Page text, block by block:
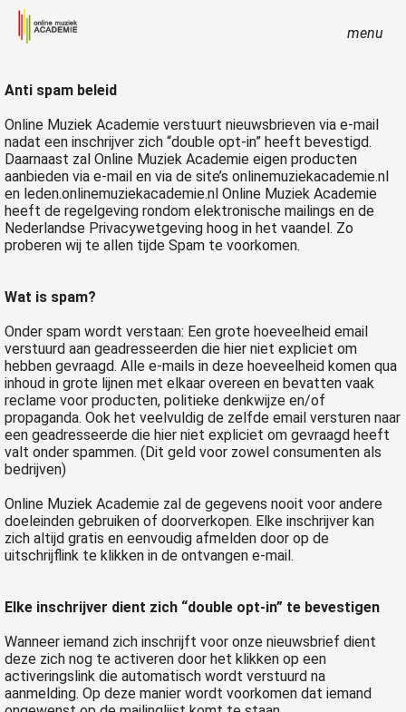
menu
Anti spam beleid
Online Muziek Academie verstuurt nieuwsbrieven via e-mail
nadat een inschrijver zich “double opt-in” heeft bevestigd.
Daarnaast zal Online Muziek Academie eigen producten
aanbieden via e-mail en via de site’s onlinemuziekacademie.nl
en leden.onlinemuziekacademie.nl Online Muziek Academie
heeft de regelgeving rondom elektronische mailings en de
Nederlandse Privacywetgeving hoog in het vaandel. Zo
proberen wij te allen tijde Spam te voorkomen.
Wat is spam?
Onder spam wordt verstaan: Een grote hoeveelheid email
verstuurd aan geadresseerden die hier niet expliciet om
hebben gevraagd. Alle e-mails in deze hoeveelheid komen qua
inhoud in grote lijnen met elkaar overeen en bevatten vaak
reclame voor producten, politieke denkwijze en/of
propaganda. Ook het veelvuldig de zelfde email versturen naar
een geadresseerde die hier niet expliciet om gevraagd heeft
valt onder spammen. (Dit geld voor zowel consumenten als
bedrijven)
Online Muziek Academie zal de gegevens nooit voor andere
doeleinden gebruiken of doorverkopen. Elke inschrijver kan
zich altijd gratis en eenvoudig afmelden door op de
uitschrijflink te klikken in de ontvangen e-mail.
Elke inschrijver dient zich “double opt-in” te bevestigen
Wanneer iemand zich inschrijft voor onze nieuwsbrief dient
deze zich nog te activeren door het klikken op een
activeringslink die automatisch wordt verstuurd na
aanmelding. Op deze manier wordt voorkomen dat iemand